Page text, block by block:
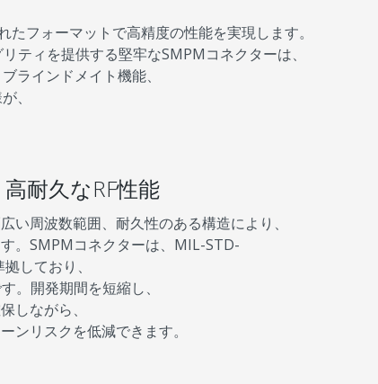
フォーマットで高精度の性能を実現します。
ティを提供する堅牢なSMPMコネクターは、
ラインドメイト機能、
、
耐久なRF性能
い周波数範囲、耐久性のある構造により、
。SMPMコネクターは、MIL-STD-
しており、
。開発期間を短縮し、
しながら、
ンリスクを低減できます。